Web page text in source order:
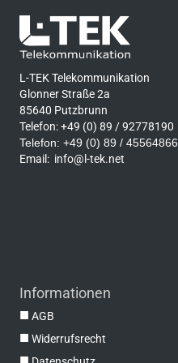
L-TEK Telekommunikation
Glonner Straße 2a
85640 Putzbrunn
Telefon: +49 (0) 89 / 92778190
Telefon: +49 (0) 89 / 45564866
Email: info@l-tek.net
Informationen
■ AGB
■ Widerrufsrecht